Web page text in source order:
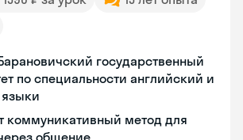
государственный
по специальности английский и
коммуникативный метод для
общение